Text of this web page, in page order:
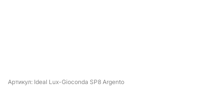
Артикул: Ideal Lux-Gioconda SP8 Argento